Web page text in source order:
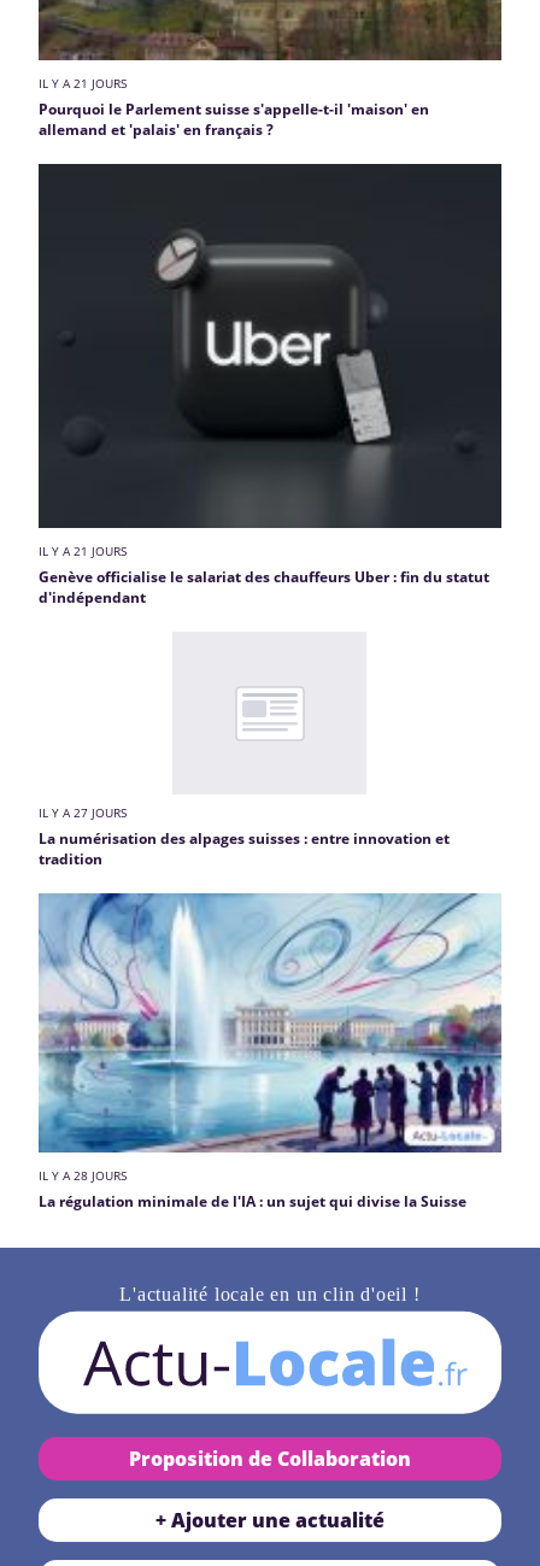
IL Y A 21 JOURS
Pourquoi le Parlement suisse s'appelle-t-il 'maison' en
allemand et 'palais' en français ?
IL Y A 21 JOURS
Genève officialise le salariat des chauffeurs Uber : fin du statut
d'indépendant
IL Y A 27 JOURS
La numérisation des alpages suisses : entre innovation et
tradition
IL Y A 28 JOURS
La régulation minimale de l'IA : un sujet qui divise la Suisse
L'actualité locale en un clin d'oeil !
Proposition de Collaboration
+ Ajouter une actualité